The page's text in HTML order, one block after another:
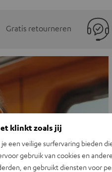
Gratis retourneren
klinkt zoals jij
je een veilige surfervaring bieden
gebruik van cookies en
en gebruikt diensten voor